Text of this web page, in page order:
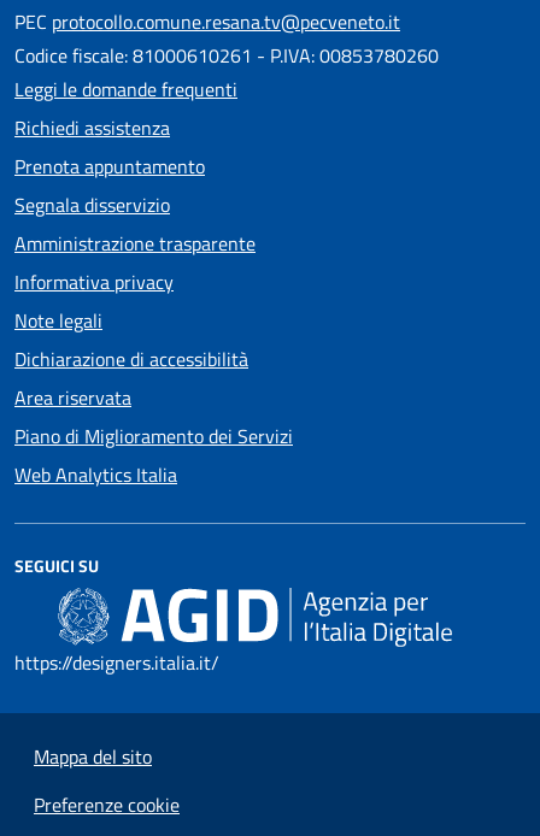
PEC protocollo.comune.resana.tv@pecveneto.it
Codice fiscale: 81000610261 - P.IVA: 00853780260
Leggi le domande frequenti
Richiedi assistenza
Prenota appuntamento
Segnala disservizio
Amministrazione trasparente
Informativa privacy
Note legali
Dichiarazione di accessibilità
Area riservata
Piano di Miglioramento dei Servizi
Web Analytics Italia
SEGUICI SU
https://designers.italia.it/
Mappa del sito
Preferenze cookie